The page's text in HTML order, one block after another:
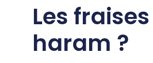
Les
haram ?